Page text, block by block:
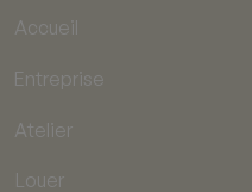
Accueil
Entreprise
Atelier
Louer